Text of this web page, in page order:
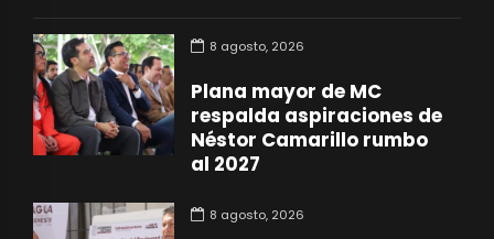
8 agosto, 2026
Plana mayor de MC
respalda aspiraciones de
Néstor Camarillo rumbo
al 2027
8 agosto, 2026